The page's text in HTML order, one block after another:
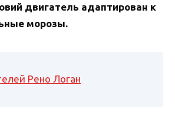
двигатель адаптирован к
морозы.
Рено Логан